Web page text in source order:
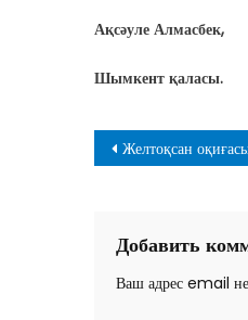
Ақсәуле Алмасбек,
Шымкент қаласы.
Навигация
записям
Желтоқсан оқиғасын ұмыттыру кімге
Добавить
Ваш адрес email не